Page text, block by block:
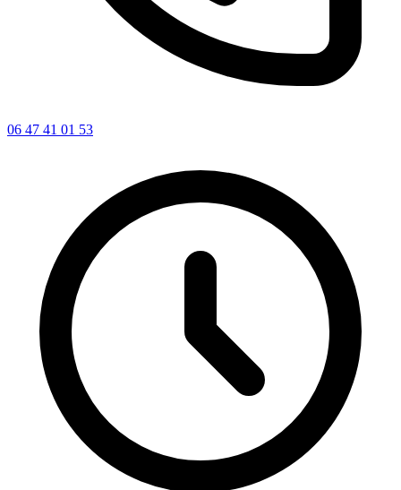
06 47 41 01 53